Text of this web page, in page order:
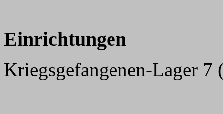
Einrichtungen
Kriegsgefangenen-Lager